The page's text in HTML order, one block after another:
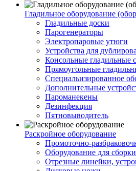
Гладильное оборудование
Гладильные доски
Парогенераторы
Электропаровые утюги
Устройства для
Консольные гладильные
Прямоугольные
Специальизированное
Дополнительные
Пароманекены
Дезинфекция
Пятновыводитель
Раскройное оборудование
Промоточно-
Оборудование для
Отрезные линейки,